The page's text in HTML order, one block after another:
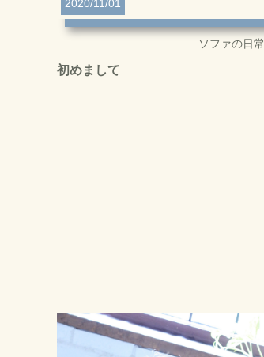
2020/11/01
ソファの日常
初めまして